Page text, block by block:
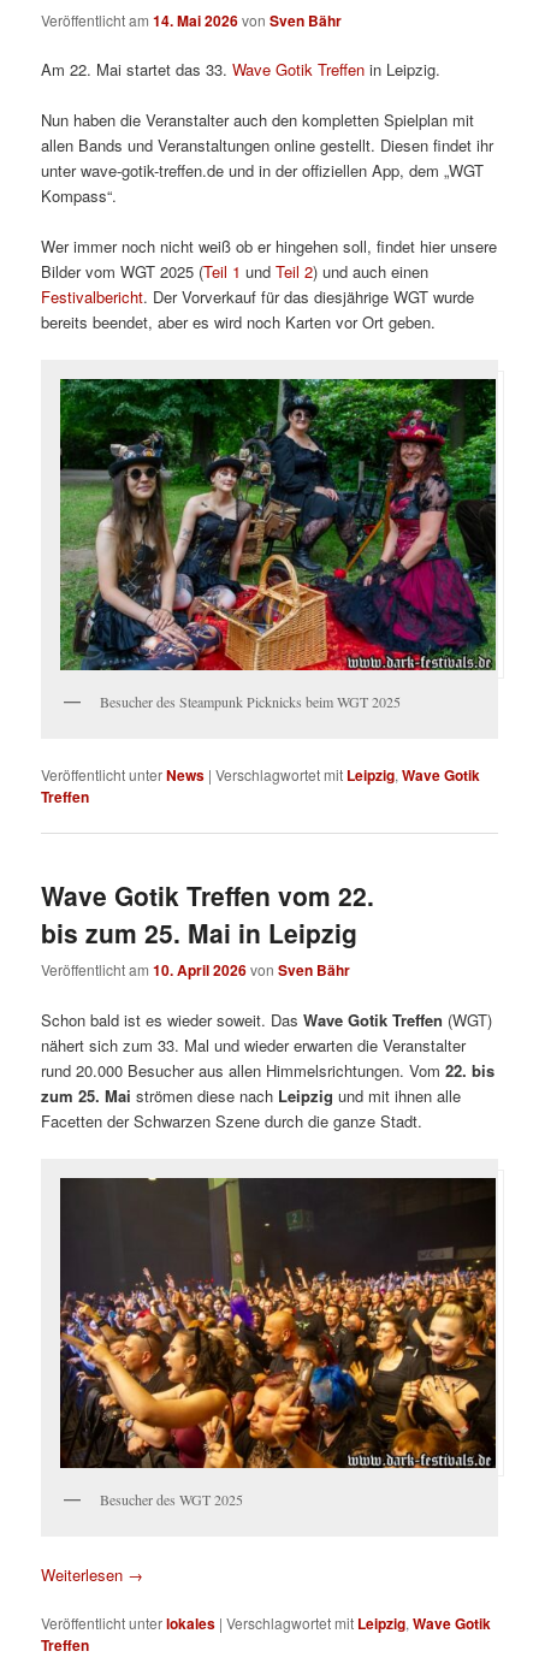
Veröffentlicht am14. Mai 2026vonSven Bähr
Am 22. Mai startet das 33.Wave Gotik Treffen in Leipzig.
Nun haben die Veranstalter auch den kompletten Spielplan mit
allen Bands und Veranstaltungen online gestellt. Diesen findet ihr
unter wave-gotik-treffen.de und in der offiziellen App, dem „WGT
Kompass“.
Wer immer noch nicht weiß ob er hingehen soll, findet hier unsere
Bilder vom WGT 2025 (Teil 1 undTeil 2) und auch einen
Festivalbericht. Der Vorverkauf für das diesjährige WGT wurde
bereits beendet, aber es wird noch Karten vor Ort geben.
Besucher des Steampunk Picknicks beim WGT 2025
Veröffentlicht unterNews |Verschlagwortet mit Leipzig,Wave Gotik
Treffen
Wave Gotik Treffen vom 22.
bis zum 25. Mai in Leipzig
Veröffentlicht am10. April 2026vonSven Bähr
Schon bald ist es wieder soweit. DasWave Gotik Treffen (WGT)
nähert sich zum 33. Mal und wieder erwarten die Veranstalter
rund 20.000 Besucher aus allen Himmelsrichtungen. Vom22. bis
zum 25. Mai strömen diese nach Leipzig und mit ihnen alle
Facetten der Schwarzen Szene durch die ganze Stadt.
Besucher des WGT 2025
Weiterlesen →
Veröffentlicht unterlokales |Verschlagwortet mit Leipzig,Wave Gotik
Treffen